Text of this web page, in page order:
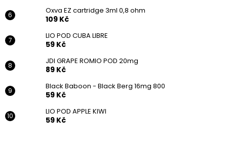
Oxva EZ cartridge 3ml 0,8 ohm
109 Kč
LIO POD CUBA LIBRE
59 Kč
JDI GRAPE ROMIO POD 20mg
89 Kč
Black Baboon - Black Berg 16mg 800
59 Kč
LIO POD APPLE KIWI
59 Kč